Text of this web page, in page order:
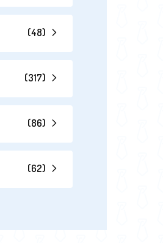
(48)
(317)
(86)
(62)